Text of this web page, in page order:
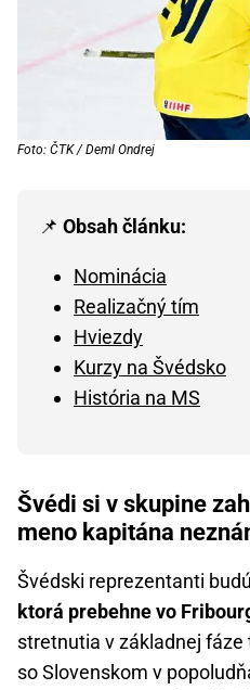
Foto: ČTK / Deml Ondrej
📌 Obsah článku:
Nominácia
Realizačný tím
Hviezdy
Kurzy na Švédsko
História na MS
Švédi si v skupine
meno kapitána
Švédski reprezentanti budú
ktorá prebehne vo
stretnutia v základnej
so Slovenskom v